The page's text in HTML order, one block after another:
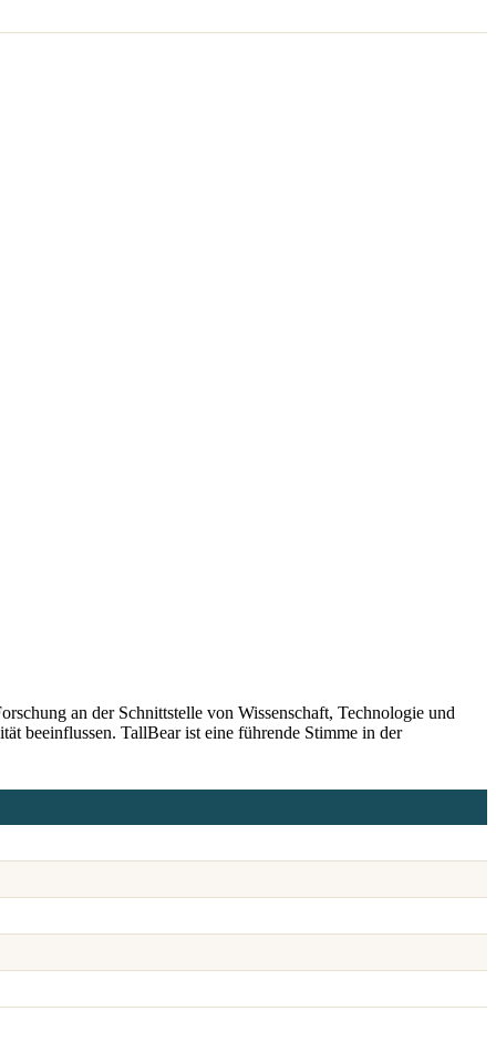
an der Schnittstelle von Wissenschaft, Technologie und
beeinflussen. TallBear ist eine führende Stimme in der